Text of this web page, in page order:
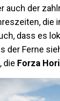
der
die
dass es
der Ferne
die Forza